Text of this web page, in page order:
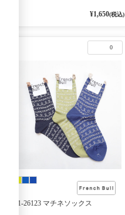
¥1,650(税込)
0
11-26123 マチネソックス